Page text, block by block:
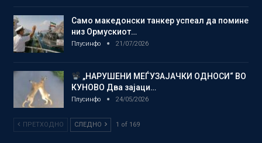
Само македонски танкер успеал да помине
низ Ормускиот…
Плусинфо 21/07/2026
„НАРУШЕНИ МЕЃУЗАЈАЧКИ ОДНОСИ“ ВО
КУНОВО Два зајаци…
Плусинфо 24/05/2026
ПРЕТХОДНО СЛЕДНО 1 of 169